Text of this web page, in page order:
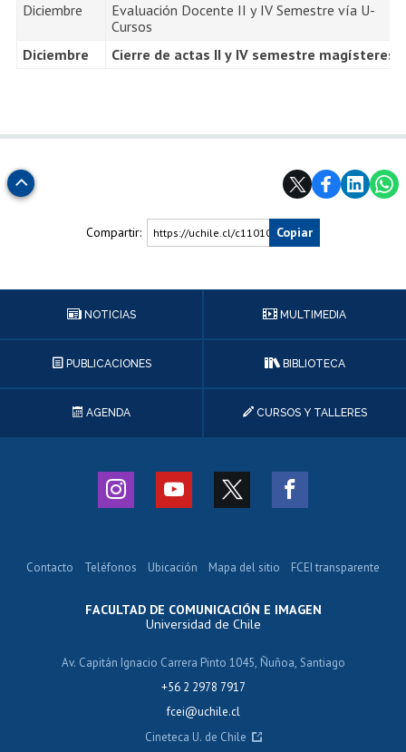
Diciembre
Evaluación Docente II y IV Semestre vía U-
Cursos
Diciembre
Cierre de actas II y IV semestre magísteres
Subir
Compartir: https://uchile.cl/c110109Copiar
NOTICIAS MULTIMEDIA
PUBLICACIONES BIBLIOTECA
AGENDA CURSOS Y TALLERES
FACULTAD DE COMUNICACIÓN E IMAGEN
Universidad de Chile
Av. Capitán Ignacio Carrera Pinto 1045, Ñuñoa, Santiago
+56 2 2978 7917
fcei@uchile.cl
Contacto Teléfonos Ubicación Mapa del sitio FCEI transparente
Cineteca U. de Chile